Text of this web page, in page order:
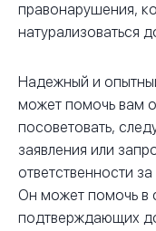
правонарушения,
натурализоваться
Надежный и
может помочь вам
посоветовать,
заявления или
ответственности
Он может помочь в
подтверждающих